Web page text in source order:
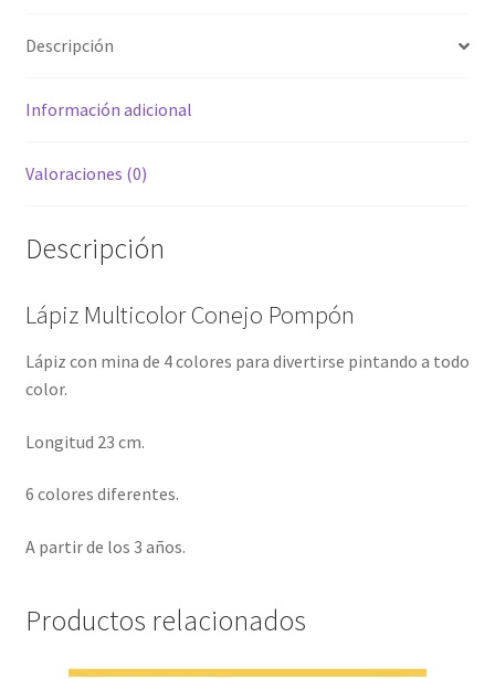
Descripción
Información adicional
Valoraciones (0)
Descripción
Lápiz Multicolor Conejo Pompón
Lápiz con mina de 4 colores para divertirse pintando a todo
color.
Longitud 23 cm.
6 colores diferentes.
A partir de los 3 años.
Productos relacionados